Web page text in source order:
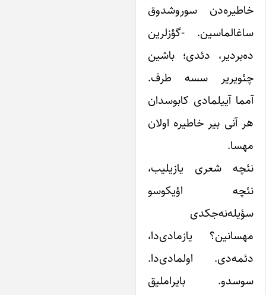
سوروشدوق
-گؤزلرین
دئدی؛ باشین
سسه طرف.
آییلمادی کابوسدان‌‌
آنی بیر خاطیره اولان
شعری یازیلیب،
اؤیکوسو
یازمادی‌دا،
اولمادی‌دا.
بایراملیق